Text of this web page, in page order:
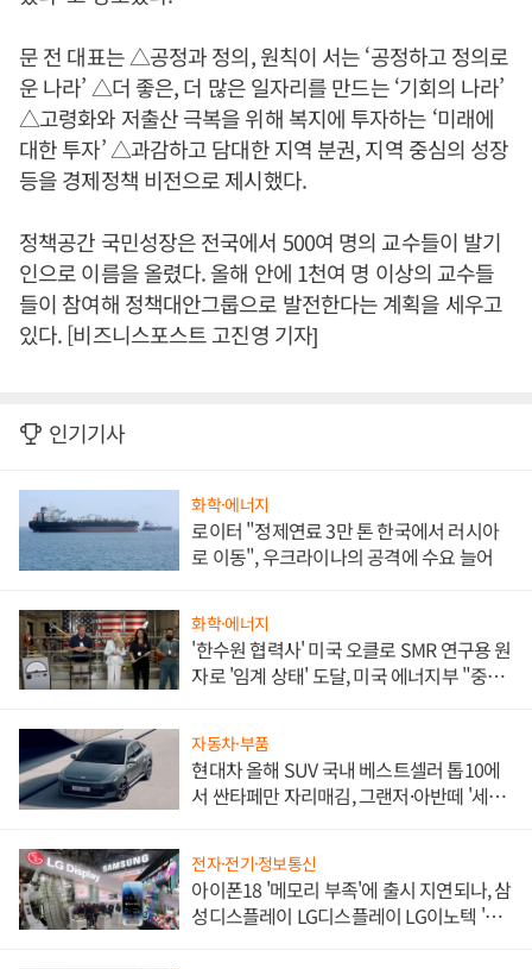
문 전 대표는 △공정과 정의, 원칙이 서는 ‘공정하고 정의로
운 나라’ △더 좋은, 더 많은 일자리를 만드는 ‘기회의 나라’
△고령화와 저출산 극복을 위해 복지에 투자하는 ‘미래에
대한 투자’ △과감하고 담대한 지역 분권, 지역 중심의 성장
등을 경제정책 비전으로 제시했다.
정책공간 국민성장은 전국에서 500여 명의 교수들이 발기
인으로 이름을 올렸다. 올해 안에 1천여 명 이상의 교수들
들이 참여해 정책대안그룹으로 발전한다는 계획을 세우고
있다. [비즈니스포스트 고진영 기자]
인기기사
화학·에너지
로이터 "정제연료 3만 톤 한국에서 러시아
로 이동", 우크라이나의 공격에 수요 늘어
화학·에너지
'한수원 협력사' 미국 오클로 SMR 연구용 원
자로 '임계 상태' 도달, 미국 에너지부 "중요
자동차·부품
현대차 올해 SUV 국내 베스트셀러 톱10에
서 싼타페만 자리매김, 그랜저·아반떼 '세단
전자·전기·정보통신
아이폰18 '메모리 부족'에 출시 지연되나, 삼
성디스플레이 LG디스플레이 LG이노텍 '탈